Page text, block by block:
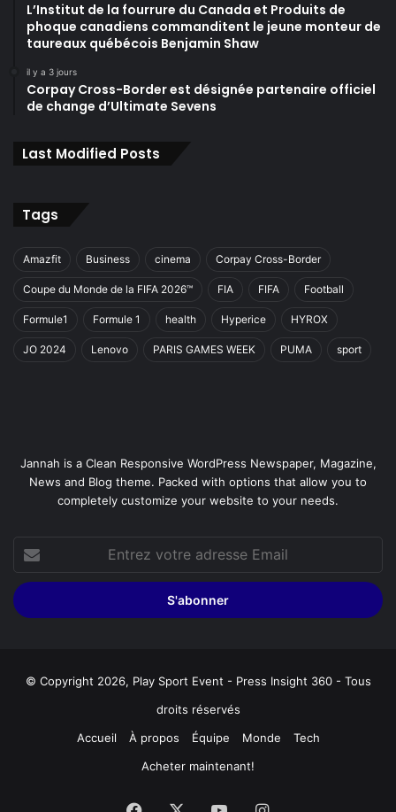
L’Institut de la fourrure du Canada et Produits de
phoque canadiens commanditent le jeune monteur de
taureaux québécois Benjamin Shaw
il y a 3 jours
Corpay Cross-Border est désignée partenaire officiel
de change d’Ultimate Sevens
Last Modified Posts
Tags
Amazfit Business cinema Corpay Cross-Border
Coupe du Monde de la FIFA 2026™ FIA FIFA Football
Formule1 Formule 1 health Hyperice HYROX
JO 2024 Lenovo PARIS GAMES WEEK PUMA sport
Jannah is a Clean Responsive WordPress Newspaper, Magazine,
News and Blog theme. Packed with options that allow you to
completely customize your website to your needs.
votre
adresse
Email
© Copyright 2026, Play Sport Event - Press Insight 360 - Tous
droits réservés
Accueil
À propos Équipe Monde
Tech
Acheter maintenant!